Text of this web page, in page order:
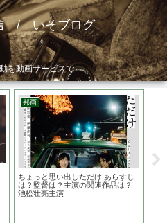
/ いそブログ
を動画サービスで
邦画
ちょっと思い出しただけ あらすじ
は？監督は？主演の関連作品は？
池松壮亮主演